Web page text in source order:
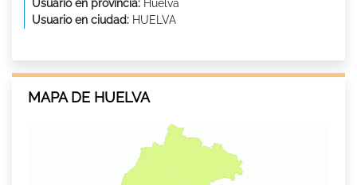
Usuario en provincia: Huelva
Usuario en ciudad: HUELVA
MAPA DE HUELVA